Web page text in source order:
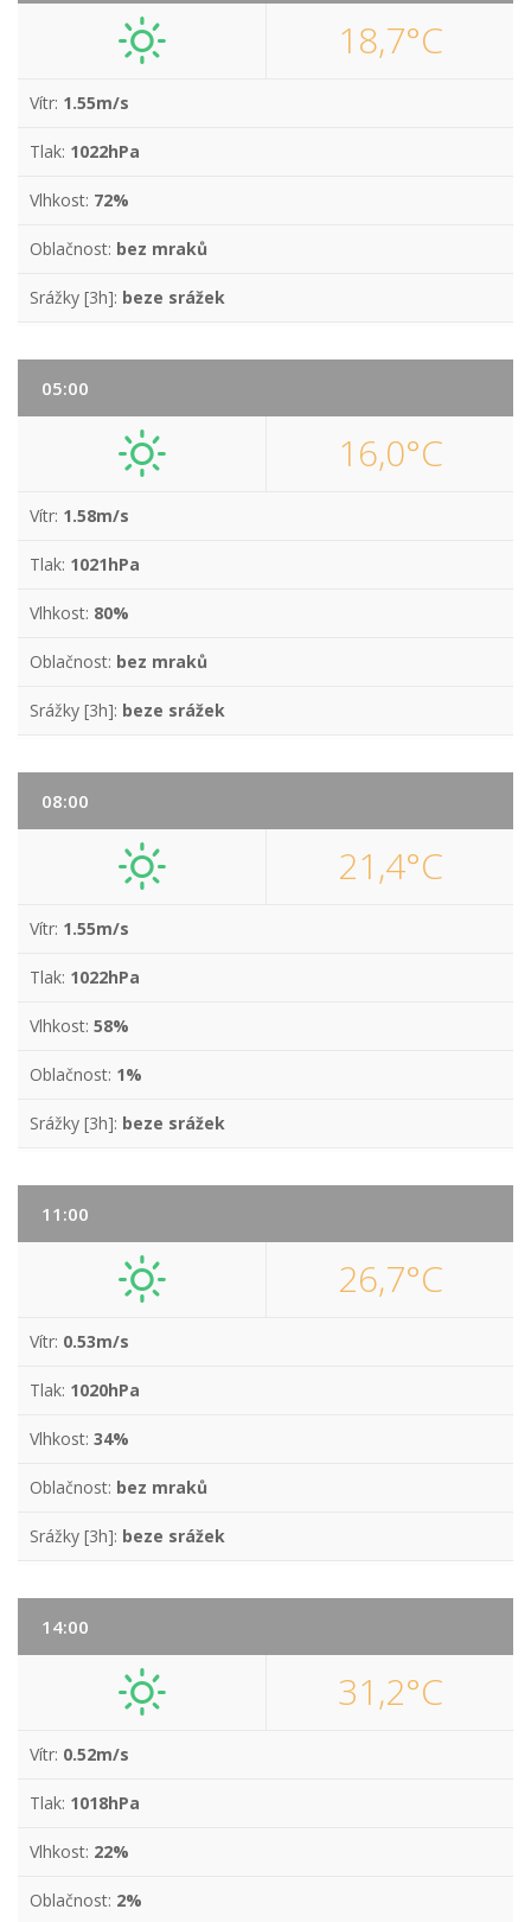
18,7°C
Vítr: 1.55m/s
Tlak: 1022hPa
Vlhkost: 72%
Oblačnost: bez mraků
Srážky [3h]: beze srážek
05:00
16,0°C
Vítr: 1.58m/s
Tlak: 1021hPa
Vlhkost: 80%
Oblačnost: bez mraků
Srážky [3h]: beze srážek
08:00
21,4°C
Vítr: 1.55m/s
Tlak: 1022hPa
Vlhkost: 58%
Oblačnost: 1%
Srážky [3h]: beze srážek
11:00
26,7°C
Vítr: 0.53m/s
Tlak: 1020hPa
Vlhkost: 34%
Oblačnost: bez mraků
Srážky [3h]: beze srážek
14:00
31,2°C
Vítr: 0.52m/s
Tlak: 1018hPa
Vlhkost: 22%
Oblačnost: 2%